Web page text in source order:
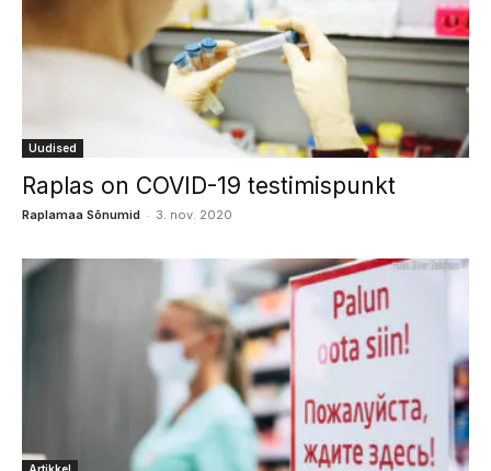
Uudised
Raplas on COVID-19 testimispunkt
Raplamaa Sõnumid - 3. nov. 2020